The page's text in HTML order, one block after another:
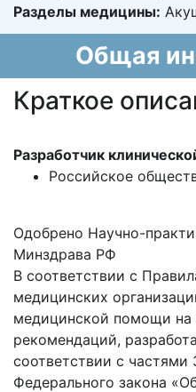
Разделы медицины:
Общая
Краткое
Разработчик
Российское
Одобрено Научно-
Минздрава РФ
В соответствии с
медицинских
медицинской помощи на
рекомендаций,
соответствии с частями
Федерального закона